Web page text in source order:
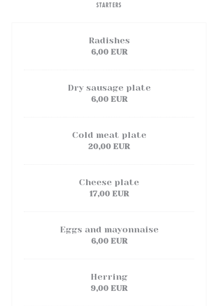
STARTERS
Radishes
6,00 EUR
Dry sausage plate
6,00 EUR
Cold meat plate
20,00 EUR
Cheese plate
17,00 EUR
Eggs and mayonnaise
6,00 EUR
Herring
9,00 EUR